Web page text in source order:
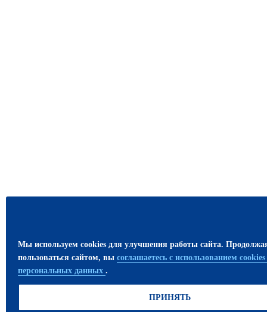
Мы используем cookies для улучшения работы сайта.
пользоваться сайтом, вы соглашаетесь с использованием cookies
персональных данных .
ПРИНЯТЬ